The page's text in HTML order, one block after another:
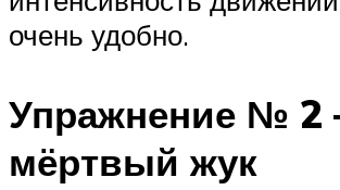
очень удобно.
Упражнение № 2
мёртвый жук